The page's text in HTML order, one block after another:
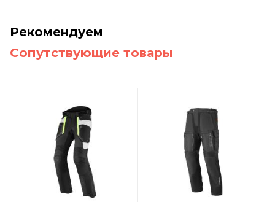
Рекомендуем
Сопутствующие товары